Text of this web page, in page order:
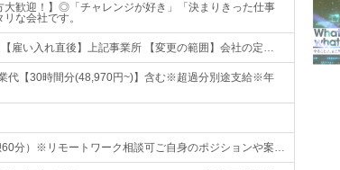
大歓迎！】◎「チャレンジが好き」「決まりきった仕事
な会社です。
雇い入れ直後】上記事業所 【変更の範囲】会社の定…
代【30時間分(48,970円~)】含む※超過分別途支給※年
分）※リモートワーク相談可ご自身のポジションや案…